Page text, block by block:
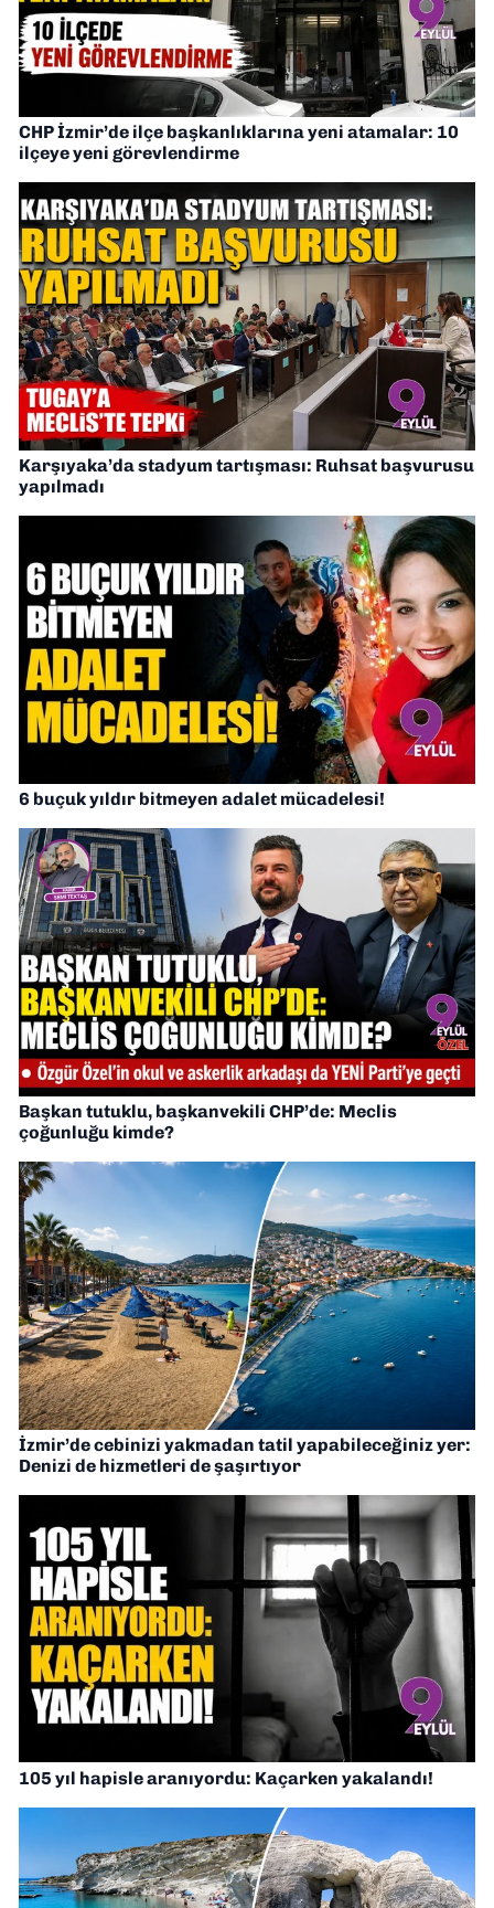
CHP İzmir’de ilçe başkanlıklarına yeni atamalar: 10
ilçeye yeni görevlendirme
Karşıyaka’da stadyum tartışması: Ruhsat başvurusu
yapılmadı
6 buçuk yıldır bitmeyen adalet mücadelesi!
Başkan tutuklu, başkanvekili CHP’de: Meclis
çoğunluğu kimde?
İzmir’de cebinizi yakmadan tatil yapabileceğiniz yer:
Denizi de hizmetleri de şaşırtıyor
105 yıl hapisle aranıyordu: Kaçarken yakalandı!